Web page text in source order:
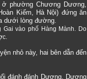
ở phường Chương Dương,
Kiếm, Hà Nội) đứng ăn
dưới lòng đường.
vào phố Hàng Mành. Do
nhỏ này, hai bên dẫn đến
đánh đánh Dương. Dương